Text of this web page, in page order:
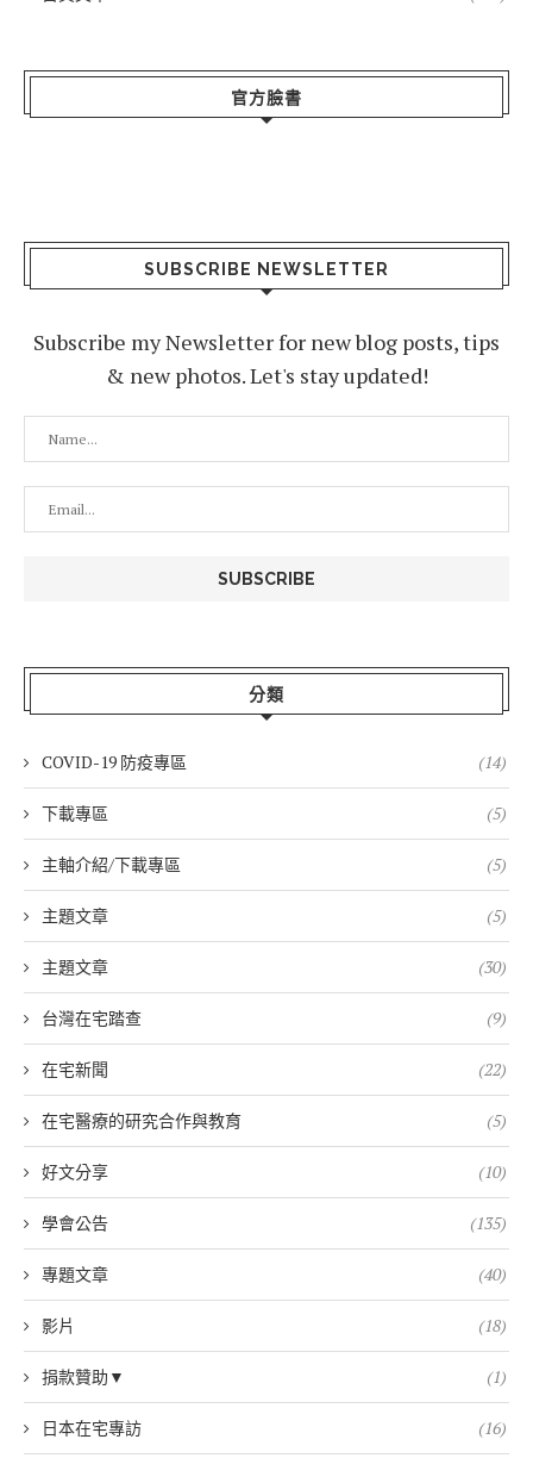
官方臉書
SUBSCRIBE NEWSLETTER
Subscribe my Newsletter for new blog posts, tips
& new photos. Let's stay updated!
分類
COVID-19 防疫專區 (14)
下載專區 (5)
主軸介紹/下載專區 (5)
主題文章 (5)
主題文章 (30)
台灣在宅踏查 (9)
在宅新聞 (22)
在宅醫療的研究合作與教育 (5)
好文分享 (10)
學會公告 (135)
專題文章 (40)
影片 (18)
捐款贊助▼ (1)
日本在宅專訪 (16)